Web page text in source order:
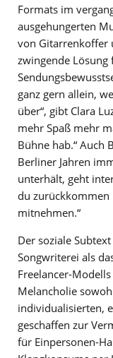
Formats im
ausgehungerten
von Gitarrenkoffer
zwingende
ganz gern allein,
über“, gibt Clara
mehr Spaß mehr
Bühne hab.“ Auch
Berliner Jahren
unterhält, geht
du zurückkommen
mitnehmen.“
Der soziale
Songwriterei als
Freelancer-
Melancholie
individualisierten,
geschaffen zur
für Einpersonen-